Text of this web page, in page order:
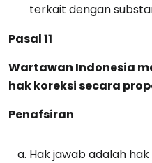
terkait dengan
Pasal 11
Wartawan Indonesia
hak koreksi secara
Penafsiran
Hak jawab adalah